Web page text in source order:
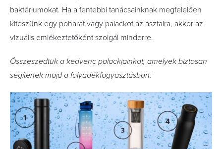
baktériumokat. Ha a fentebbi tanácsainknak megfelelően
kiteszünk egy poharat vagy palackot az asztalra, akkor az
vizuális emlékeztetőként szolgál minderre.
Összeszedtük a kedvenc palackjainkat, amelyek biztosan
segítenek majd a folyadékfogyasztásban: